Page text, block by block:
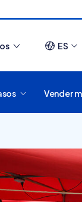
ES
Vender